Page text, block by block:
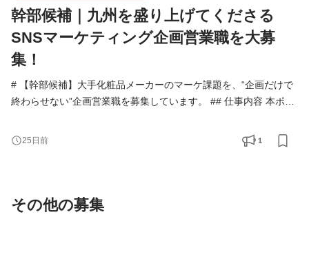
幹部候補｜九州を盛り上げてくださる
SNSマーケティング企画営業職を大募
集！
# 【幹部候補】大手化粧品メーカーのマーケ課題を、“企画だけで
終わらせない”企画営業職を募集しています。 ## 仕事内容 本ポジ
クライアントに対し、 SNSマーケティングを軸に、課題ヒアリン
グ〜戦略設計〜施策提案〜実行ディレクションまでを一気通貫で
25日前 1
その他の募集